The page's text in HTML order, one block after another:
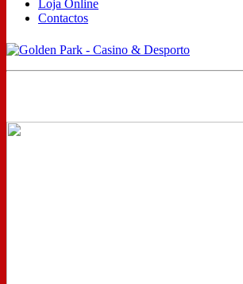
Loja Online
Contactos